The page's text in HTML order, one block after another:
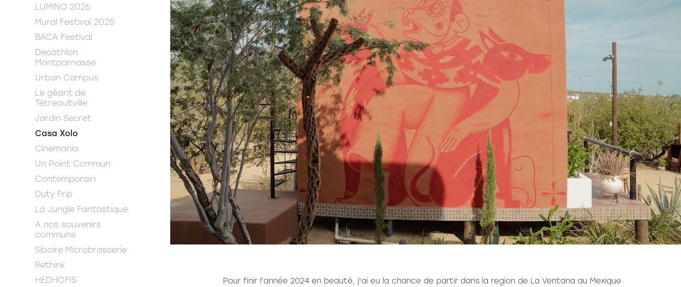
LUMINO 2026
Mural Festival 2025
BACA Festival
Decathlon
Montparnasse
Urban Campus
Le géant de
Tétreaultville
Jardin Secret
Casa Xolo
Cinemania
Un Point Commun
Contemporain
Duty Frip
La Jungle Fantastique
A nos souvenirs
communs
Siboire Microbrasserie
Rethink
HEDHOFIS
Pour finir l'année 2024 en beauté, j'ai eu la chance de partir dans la region de La Ventana au Mexique